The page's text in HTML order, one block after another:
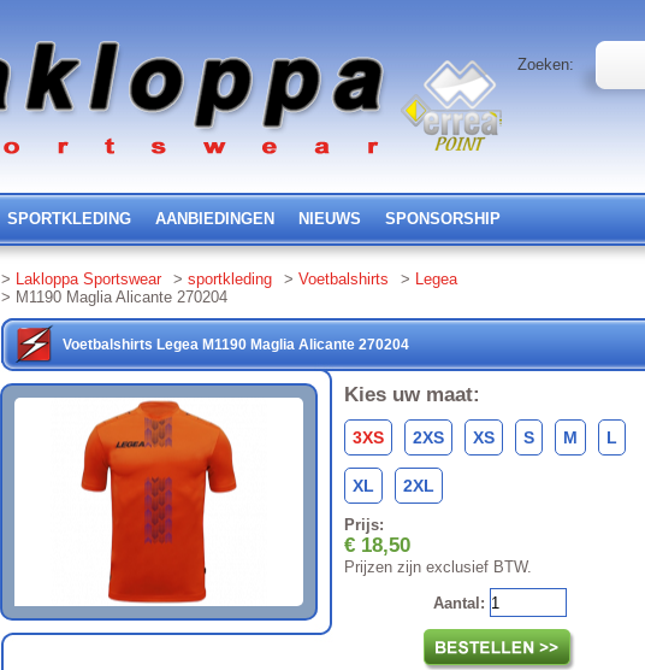
Zoeken:
SPORTKLEDING AANBIEDINGEN NIEUWS SPONSORSHIP
> Lakloppa Sportswear > sportkleding > Voetbalshirts > Legea
> M1190 Maglia Alicante 270204
Voetbalshirts Legea M1190 Maglia Alicante 270204
Kies uw maat:
3XS 2XS XS S M L
XL 2XL
Prijs:
€ 18,50
Prijzen zijn exclusief BTW.
Aantal: